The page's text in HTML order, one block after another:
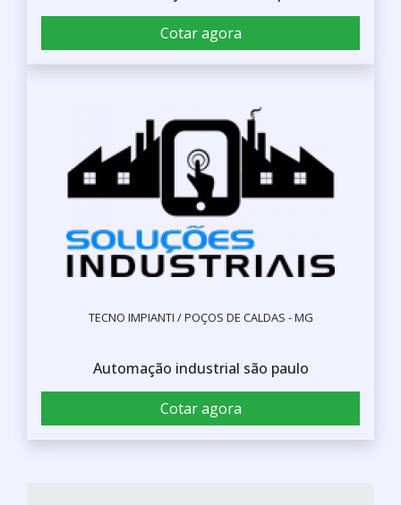
Cotar agora
TECNO IMPIANTI / POÇOS DE CALDAS - MG
Automação industrial são paulo
Cotar agora